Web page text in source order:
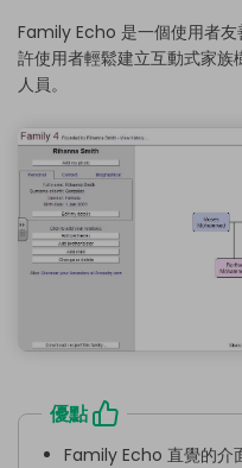
Family Echo 是一個使用者
許使用者輕鬆建立互動式家
人員。
優點
Family Echo 直覺的介